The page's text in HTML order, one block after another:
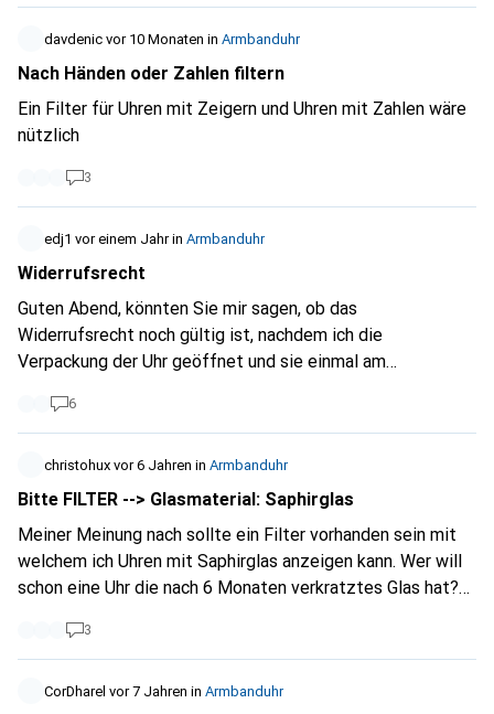
ermöglicht, eine Uhr zum besten Preis zu bekommen und
was gut ist, Digitec zeigt immer die Preise der Konkurrenz
an und erlaubt sich sogar, den besten Preis zu nennen, auch
Beispiel für diese Politik des besten Preises. Ich sammle
Uhren, bevor ich auf eine spezielle Website ging, aber ich
zahlte ziemlich viel für meine Uhren. Eines Tages
empfehle Digitec wärmstens und gebe 5 Sterne, schade,
dass es nicht mehr Sterne gibt, aber ich gebe auch 10 von
10 Punkten.
davdenic vor 10 Monaten in Armbanduhr
Nach Händen oder Zahlen filtern
Ein Filter für Uhren mit Zeigern und Uhren mit Zahlen wäre
nützlich
3
edj1 vor einem Jahrin Armbanduhr
Widerrufsrecht
Guten Abend, könnten Sie mir sagen, ob das
Widerrufsrecht noch gültig ist, nachdem ich die
Verpackung der Uhr geöffnet und sie einmal am
habe, keine Spuren auf der Uhr und der Verpackung zu
hinterlassen? Vielen Dank!
6
christohux vor 6 Jahren in Armbanduhr
Bitte FILTER --> Glasmaterial: Saphirglas
Meiner Meinung nach sollte ein Filter vorhanden sein mit
welchem ich Uhren mit Saphirglas anzeigen kann. Wer will
schon eine Uhr die nach 6 Monaten verkratztes Glas hat?
sogar abgesetzt oben auf dem Frame drauf sitzt. Mit
diesem Filter wäre auch gleich eine gewisse
Qualitätsstufe gesetzt. Da die günstigeren Modelle alle
3
CorDharel vor 7 Jahren in Armbanduhr